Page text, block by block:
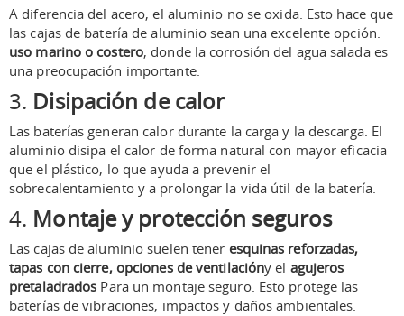
A diferencia del acero, el aluminio no se oxida. Esto hace que
las cajas de batería de aluminio sean una excelente opción.
uso marino o costero, donde la corrosión del agua salada es
una preocupación importante.
3. Disipación de calor
Las baterías generan calor durante la carga y la descarga. El
aluminio disipa el calor de forma natural con mayor eficacia
que el plástico, lo que ayuda a prevenir el
sobrecalentamiento y a prolongar la vida útil de la batería.
4. Montaje y protección seguros
Las cajas de aluminio suelen tener esquinas reforzadas,
tapas con cierre, opciones de ventilacióny el agujeros
pretaladrados Para un montaje seguro. Esto protege las
baterías de vibraciones, impactos y daños ambientales.